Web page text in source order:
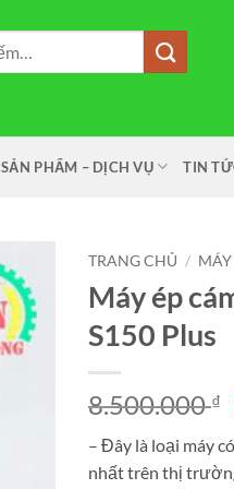
SẢN PHẨM – DỊCH VỤ TIN
TRANG CHỦ /
Máy ép
S150 Plus
8.500.000₫
– Đây là loại máy
nhất trên thị